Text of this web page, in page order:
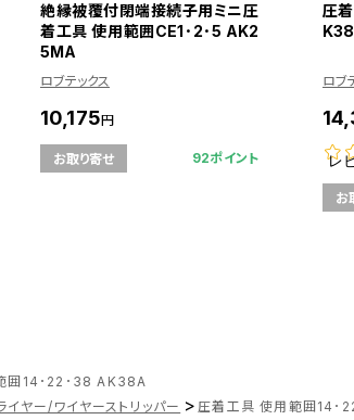
絶縁被覆付閉端接続子用ミニ圧
着工具 使用範囲CE1･2･5 AK2
5MA
ロブテックス
10,175円
お取り寄せ 92ポイント
圧
ロブ
レ
お
囲14･22･38 AK38A
イヤー/ワイヤーストリッパー > 圧着工具 使用範囲14･